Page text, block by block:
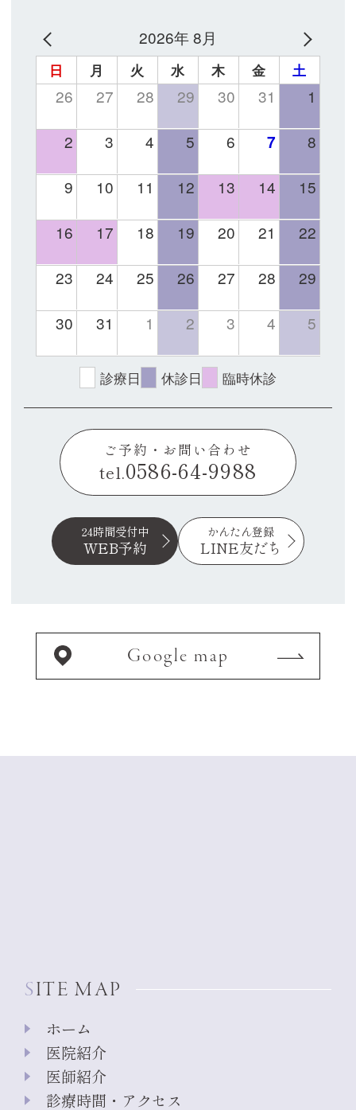
2026年 8月
日 月 火 水 木 金 土
26 27 28 29 30 31 1
2 3 4 5 6 7 8
9 10 11 12 13 14 15
16 17 18 19 20 21 22
23 24 25 26 27 28 29
30 31 1 2 3 4 5
診療日 休診日 臨時休診
ご予約・お問い合わせ
tel. 0586-64-9988
24時間受付中
WEB予約
かんたん登録
LINE友だち
Google map
SITE MAP
ホーム
医院紹介
医師紹介
診療時間・アクセス